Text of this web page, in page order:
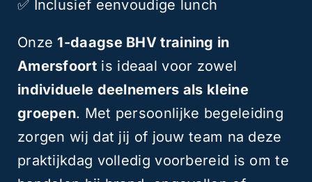
✅ Inclusief eenvoudige lunch
Onze 1-daagse BHV training in
Amersfoort is ideaal voor zowel
individuele deelnemers als kleine
groepen. Met persoonlijke begeleiding
zorgen wij dat jij of jouw team na deze
praktijkdag volledig voorbereid is om te